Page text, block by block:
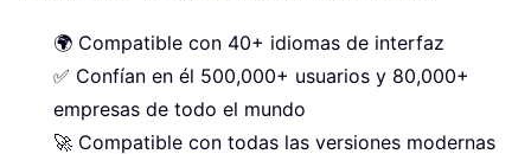
🌍 Compatible con 40+ idiomas de interfaz
✅ Confían en él 500,000+ usuarios y 80,000+
empresas de todo el mundo
🚀 Compatible con todas las versiones modernas